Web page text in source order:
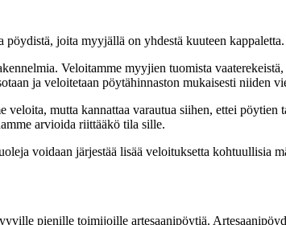
joita myyjällä on yhdestä kuuteen kappaletta.
Veloitamme myyjien tuomista
ja veloitetaan pöytähinnaston mukaisesti niiden
mutta kannattaa varautua siihen, ettei
arvioida riittääkö tila sille.
voidaan järjestää lisää veloituksetta kohtuullisia
pienille toimijoille artesaanipöytiä.